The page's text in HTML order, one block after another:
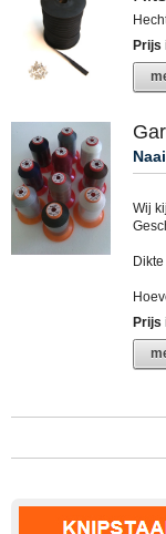
Prijs
Wij
Prijs